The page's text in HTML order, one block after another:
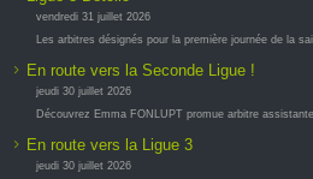
vendredi 31 juillet 2026
Les arbitres désignés pour la première journée de la
En route vers la Seconde Ligue !
jeudi 30 juillet 2026
Découvrez Emma FONLUPT promue arbitre assistante
En route vers la Ligue 3
jeudi 30 juillet 2026